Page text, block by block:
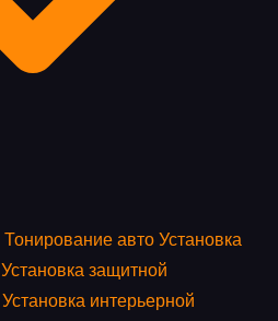
Тонирование авто Установка
Установка защитной
Установка интерьерной